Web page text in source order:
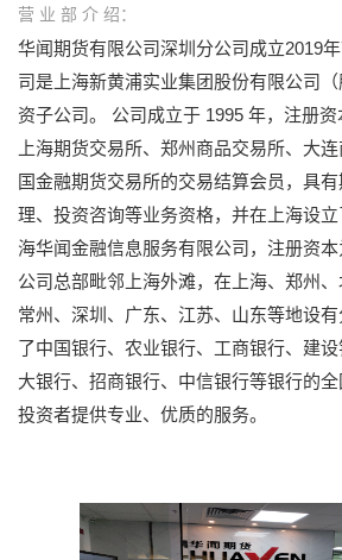
营 业 部 介 绍：
华闻期货有限公司深圳分公司成立2019
司是上海新黄浦实业集团股份有限公司
资子公司。 公司成立于 1995 年，注册
上海期货交易所、郑州商品交易所、大
国金融期货交易所的交易结算会员，具
理、投资咨询等业务资格，并在上海设
海华闻金融信息服务有限公司，注册资本
公司总部毗邻上海外滩，在上海、郑州、
常州、深圳、广东、江苏、山东等地设
了中国银行、农业银行、工商银行、建
大银行、招商银行、中信银行等银行的
投资者提供专业、优质的服务。